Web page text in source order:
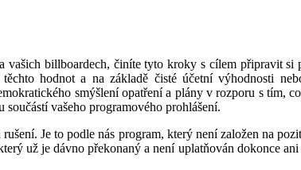
billboardech, činíte tyto kroky s cílem připravit
hodnot a na základě čisté účetní výhodnosti
smýšlení opatření a plány v rozporu s tím,
vašeho programového prohlášení.
Je to podle nás program, který není založen na
už je dávno překonaný a není uplatňován dokonce